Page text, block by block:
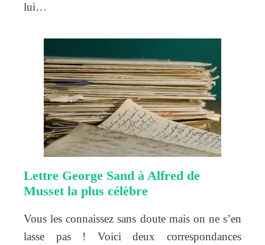
lui…
Lettre George Sand à Alfred de
Musset la plus célèbre
Vous les connaissez sans doute mais on ne s’en
lasse pas ! Voici deux correspondances